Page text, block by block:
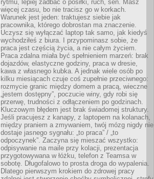
rytmu, lepiej zadbać o posiłki, ruch, sen. Masz
więcej czasu, bo nie tracisz go w korkach.
Warunek jest jeden: traktujesz siebie jak
pracownika, którego dobrostan ma znaczenie.
Uczysz się wyłączać laptop tak samo, jak kiedyś
wychodziłeś z biura. I przypominasz sobie, że
praca jest częścią życia, a nie całym życiem.
Praca zdalna miała być spełnieniem marzeń: brak
dojazdów, elastyczne godziny, praca w dresie,
kawa z własnego kubka. A jednak wiele osób po
kilku miesiącach czuje coś zupełnie przeciwnego:
rozmycie granic między domem a pracą, wieczne
„jestem dostępny”, poczucie winy, gdy robi się
przerwę, trudności z odłączeniem po godzinach.
Kluczowym błędem jest brak świadomej struktury.
Jeśli pracujesz z kanapy, z laptopem na kolanach,
między praniem a zmywaniem, twój mózg nigdy nie
dostaje jasnego sygnału: „to praca” / „to
odpoczynek”. Zaczyna się mieszać wszystko:
odpisywanie na maile przy kolacji, prezentacja
przygotowywana w łóżku, telefon z Teamsa w
sobotę. Długofalowo to prosta droga do wypalenia.
Dlatego pierwszym krokiem do zdrowej pracy